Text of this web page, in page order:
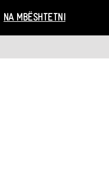
NA MBËSHTETNI